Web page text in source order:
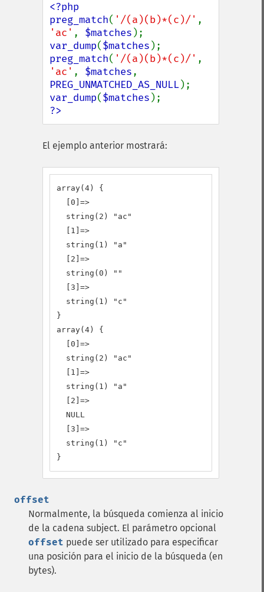
<?php
preg_match( '/(a)(b)*(c)/'
'ac' , $matches
var_dump($matches
preg_match( '/(a)(b)*(c)/'
'ac' , $matches
PREG_UNMATCHED_AS_NULL
var_dump($matches
?>
El ejemplo anterior mostrará:
array(4) {
  [0]=>
  string(2) "ac"
  [1]=>
  string(1) "a"
  [2]=>
  string(0) ""
  [3]=>
  string(1) "c"
}
array(4) {
  [0]=>
  string(2) "ac"
  [1]=>
  string(1) "a"
  [2]=>
  NULL
  [3]=>
  string(1) "c"
}
offset
Normalmente, la búsqueda comienza al inicio
de la cadena subject. El parámetro opcional
offset puede ser utilizado para especificar
una posición para el inicio de la búsqueda (en
bytes).